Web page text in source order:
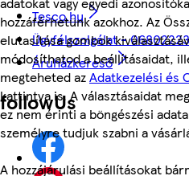
hozzáférhetünk azokhoz. Az
elutasítása gombok
módosíthatod a beállításaidat,
megteheted azAdatkezelési és
kattintva is. A választásaidat
ez nem érinti a böngészési
személyre tudjuk szabni a
A hozzájárulási beállításokat
Tesco.hu
Ügyfélszolgálat -
Áruházkereső
followUs